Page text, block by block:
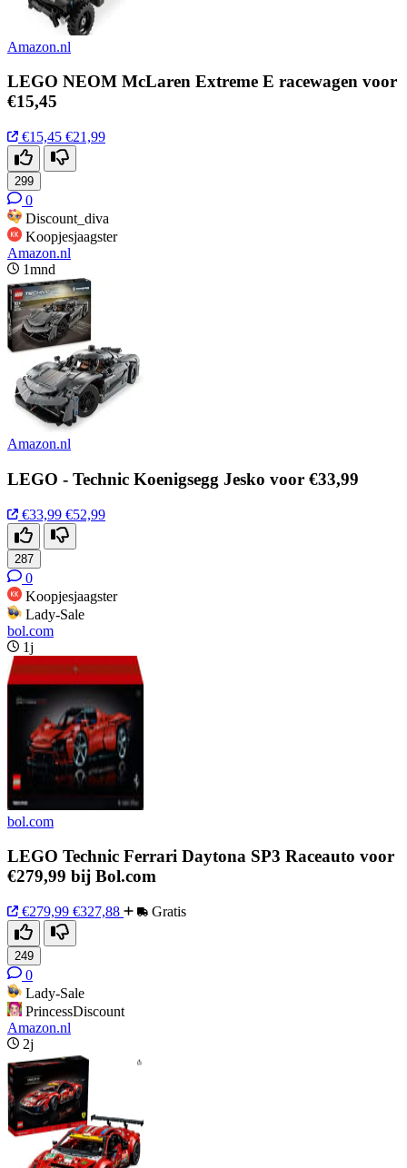
Amazon.nl
LEGO NEOM McLaren Extreme E racewagen voor
€15,45
€15,45 €21,99
299
0
Discount_diva
Koopjesjaagster
Amazon.nl
1mnd
Amazon.nl
LEGO - Technic Koenigsegg Jesko voor €33,99
€33,99 €52,99
287
0
Koopjesjaagster
Lady-Sale
bol.com
1j
bol.com
LEGO Technic Ferrari Daytona SP3 Raceauto voor
€279,99 bij Bol.com
€279,99 €327,88 Gratis
249
0
Lady-Sale
PrincessDiscount
Amazon.nl
2j